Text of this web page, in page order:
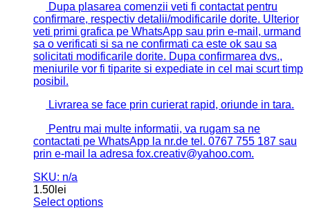
Dupa plasarea comenzii veti fi contactat pentru
confirmare, respectiv detalii/modificarile dorite. Ulterior
veti primi grafica pe WhatsApp sau prin e-mail, urmand
sa o verificati si sa ne confirmati ca este ok sau sa
solicitati modificarile dorite. Dupa confirmarea dvs.,
meniurile vor fi tiparite si expediate in cel mai scurt timp
posibil.
Livrarea se face prin curierat rapid, oriunde in tara.
Pentru mai multe informatii, va rugam sa ne
contactati pe WhatsApp la nr.de tel. 0767 755 187 sau
prin e-mail la adresa fox.creativ@yahoo.com.
SKU: n/a
1.50 lei
Select options